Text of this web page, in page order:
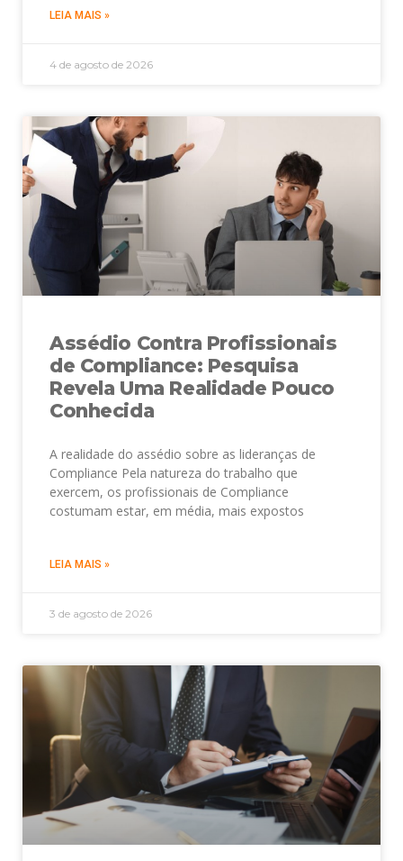
LEIA MAIS »
4 de agosto de 2026
Assédio Contra Profissionais
de Compliance: Pesquisa
Revela Uma Realidade Pouco
Conhecida
A realidade do assédio sobre as lideranças de
Compliance Pela natureza do trabalho que
exercem, os profissionais de Compliance
costumam estar, em média, mais expostos
LEIA MAIS »
3 de agosto de 2026